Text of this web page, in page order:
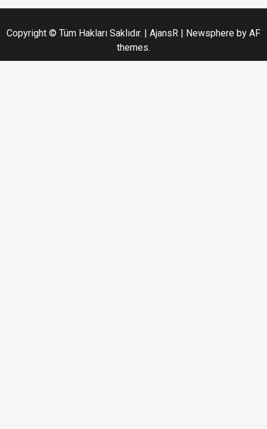
Copyright © Tüm Hakları Saklıdır. | AjansR | Newsphere by AF
themes.